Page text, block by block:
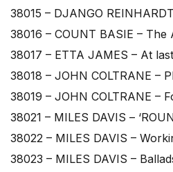
38015 – DJANGO
38016 – COUNT BASIE – The
38017 – ETTA JAMES – At
38018 – JOHN COLTRANE –
38019 – JOHN COLTRANE –
38021 – MILES DAVIS –
38022 – MILES DAVIS –
38023 – MILES DAVIS –